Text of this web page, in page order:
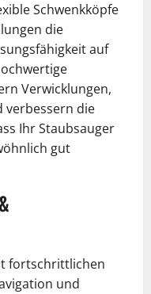
Schwenkköpfe
die
auf
Verwicklungen,
verbessern die
Ihr Staubsauger
gut
fortschrittlichen
und